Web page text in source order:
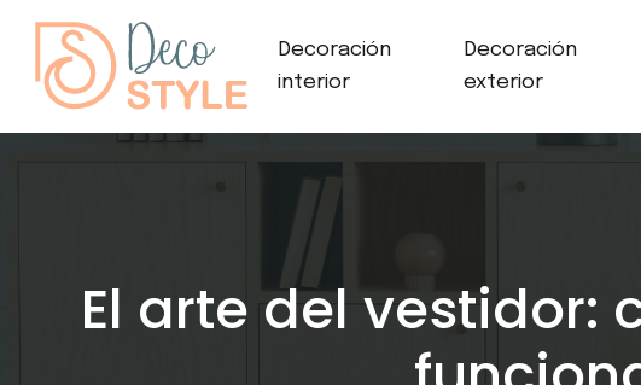
Decoración
interior
Decoración
exterior
El arte del vestidor: